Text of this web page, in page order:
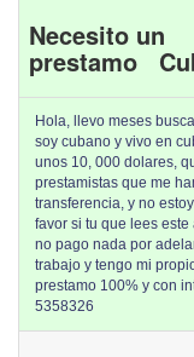
Necesito un
prestamo
Hola, llevo meses
soy cubano y vivo en
unos 10, 000 dolares,
prestamistas que me
transferencia, y no
favor si tu que lees
no pago nada por
trabajo y tengo mi
prestamo 100% y con
5358326